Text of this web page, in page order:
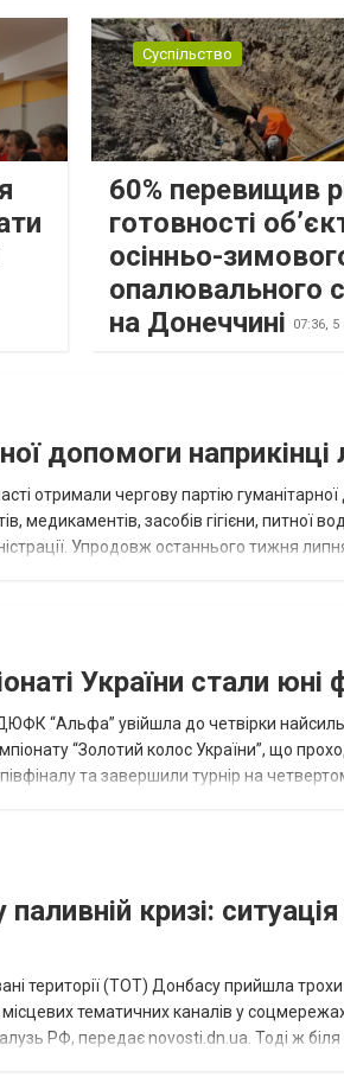
Суспільство
60% перевищив
готовності
осінньо-
опалювального
на Донеччині
07:36, 5
допомоги
отримали чергову партію
медикаментів, засобів гігієни, питної
Упродовж останнього тижня
України стали юні
“Альфа” увійшла до четвірки
“Золотий колос України”, що
та завершили турнір на
кризі:
території (ТОТ) Донбасу прийшла
тематичних каналів у
РФ, передає novosti.dn.ua. Тоді ж